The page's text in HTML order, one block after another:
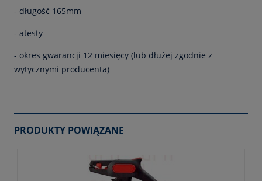
- długość 165mm
- atesty
- okres gwarancji 12 miesięcy (lub dłużej zgodnie z
wytycznymi producenta)
PRODUKTY POWIĄZANE